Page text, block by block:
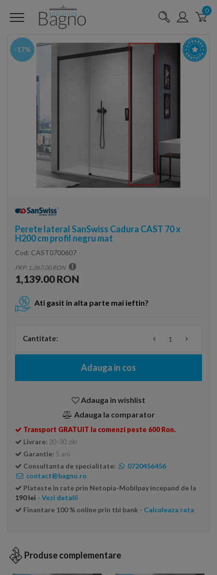
0
-17%
Perete lateral SanSwiss Cadura CAST 70 x
H200 cm profil negru mat
Cod: CAST0700607
PRP: 1,367.00 RON
1,139.00 RON
Ati gasit in alta parte mai ieftin?
Cantitate:
Adauga in cos
Adauga in wishlist
Adauga la comparator
Transport GRATUIT la comenzi peste 600 Ron.
Livrare: 20-30 zile
Garantie: 5 ani
Consultanta de specialitate:
0720456456
contact@bagno.ro
Plateste in rate prin Netopia-Mobilpay incepand de la
190 lei - Vezi detalii
Finantare 100 % online prin tbi bank - Calculeaza rata
Produse complementare